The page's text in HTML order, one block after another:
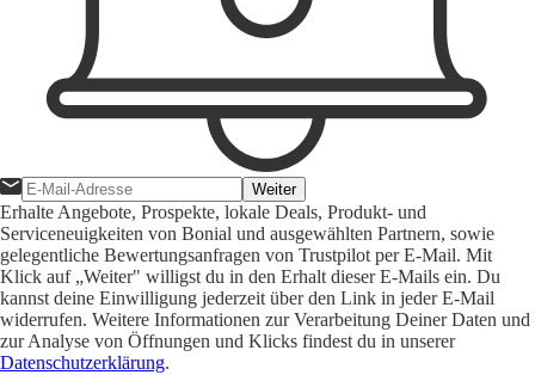
Weiter
Erhalte Angebote, Prospekte, lokale Deals, Produkt- und
Serviceneuigkeiten von Bonial und ausgewählten Partnern, sowie
gelegentliche Bewertungsanfragen von Trustpilot per E-Mail. Mit
Klick auf „Weiter" willigst du in den Erhalt dieser E-Mails ein. Du
kannst deine Einwilligung jederzeit über den Link in jeder E-Mail
widerrufen. Weitere Informationen zur Verarbeitung Deiner Daten und
zur Analyse von Öffnungen und Klicks findest du in unserer
Datenschutzerklärung.